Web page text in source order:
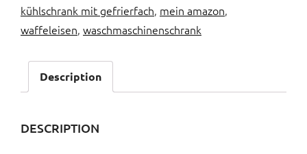
kühlschrank mit gefrierfach, mein amazon,
waffeleisen, waschmaschinenschrank
Description
DESCRIPTION